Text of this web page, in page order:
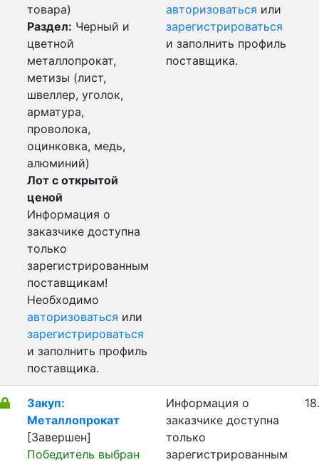
товара)
Раздел: Черный и
цветной
металлопрокат,
метизы (лист,
швеллер, уголок,
арматура,
проволока,
оцинковка, медь,
алюминий)
Лот с открытой
ценой
Информация о
заказчике доступна
только
зарегистрированным
поставщикам!
Необходимо
авторизоваться или
зарегистрироваться
и заполнить профиль
поставщика.
авторизоваться или
зарегистрироваться
и заполнить профиль
поставщика.
Закуп:
Металлопрокат
[Завершен]
Победитель выбран
Информация о
заказчике доступна
только
зарегистрированным